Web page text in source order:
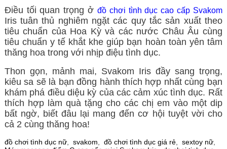
Điều tối quan trọng ở đồ chơi tình dục cao cấp Svakom
Iris tuân thủ nghiêm ngặt các quy tắc sản xuất theo
tiêu chuẩn của Hoa Kỳ và các nước Châu Âu cùng
tiêu chuẩn y tế khắt khe giúp bạn hoàn toàn yên tâm
thăng hoa trong với nhịp điệu tình dục.
Thon gọn, mảnh mai, Svakom Iris đầy sang trọng,
kiêu sa sẽ là bạn đồng hành thích hợp nhất cùng bạn
khám phá điều diệu kỳ của các cảm xúc tình dục. Rất
thích hợp làm quà tặng cho các chị em vào một dip
bất ngờ, biết đâu lại mang đến cơ hội tuyệt vời cho
cả 2 cùng thăng hoa!
đồ chơi tình dục nữ, svakom đồ chơi tình dục giá rẻ, sextoy nữ,